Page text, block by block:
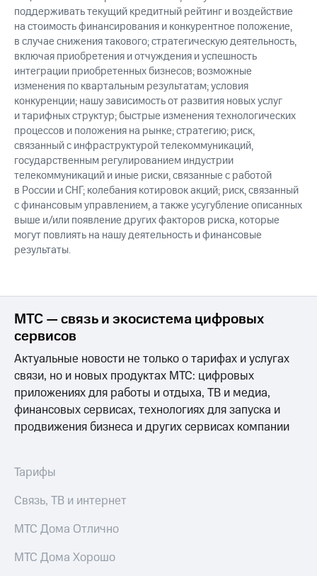
поддерживать текущий кредитный рейтинг и воздействие
на стоимость финансирования и конкурентное положение,
в случае снижения такового; стратегическую деятельность,
включая приобретения и отчуждения и успешность
интеграции приобретенных бизнесов; возможные
изменения по квартальным результатам; условия
конкуренции; нашу зависимость от развития новых услуг
и тарифных структур; быстрые изменения технологических
процессов и положения на рынке; стратегию; риск,
связанный с инфраструктурой телекоммуникаций,
государственным регулированием индустрии
телекоммуникаций и иные риски, связанные с работой
в России и СНГ; колебания котировок акций; риск, связанный
с финансовым управлением, а также усугубление описанных
выше и/или появление других факторов риска, которые
могут повлиять на нашу деятельность и финансовые
результаты.
МТС — связь и экосистема цифровых
сервисов
Актуальные новости не только о тарифах и услугах
связи, но и новых продуктах МТС: цифровых
приложениях для работы и отдыха, ТВ и медиа,
финансовых сервисах, технологиях для запуска и
продвижения бизнеса и других сервисах компании
Тарифы
Связь, ТВ и интернет
МТС Дома Отлично
МТС Дома Хорошо